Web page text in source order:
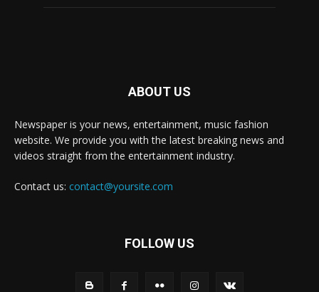
ABOUT US
Newspaper is your news, entertainment, music fashion
website. We provide you with the latest breaking news and
videos straight from the entertainment industry.
Contact us: contact@yoursite.com
FOLLOW US